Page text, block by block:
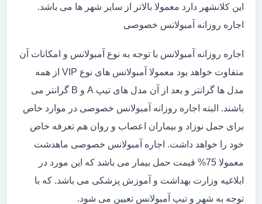
این کلانشهر دارد معمولا بالاتر از سایر شهر ها می باشد.
اجاره روزانه آمبولانس خصوصی
اجاره روزانه آمبولانس با توجه به نوع آمبولانس و امکانات آن
متفاوت خواهد بود معمولا آمبولانس های نوع VIP از همه
مدل ها گرانتر و بعد از آن مدل های تیپ A و B گرانتر می
باشند. البته اجاره روزانه آمبولانس خصوصی در موارد خاص
برای حمل نوزاد و بیماران اعصاب و روان هم تعرفه خاص
خود را خواهد داشت. اجاره آمبولانس خصوصی ماهدشت
معمولا 75% قیمت حمل بیمار می باشد که این مورد در
ابلاغیه وزارت بهداشت و آموزش پزشکی می باشد. که با
توجه به شهر و تیپ آمبولانس تعیین می شود.